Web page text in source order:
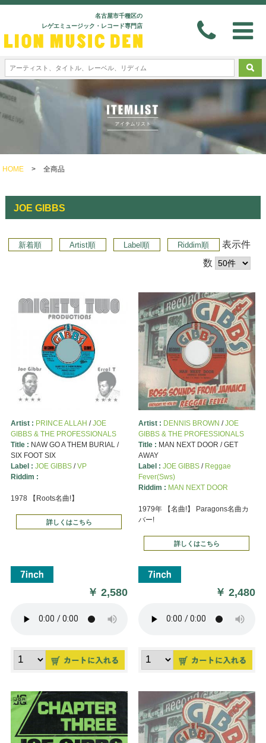
名古屋市千種区の
レゲエミュージック・レコード専門店
HOME > 全商品
JOE GIBBS
新着順 Artist順 Label順 Riddim順
表示件
数
Artist : PRINCE ALLAH /JOE
GIBBS & THE PROFESSIONALS
Title : NAW GO A THEM BURIAL /
SIX FOOT SIX
Label : JOE GIBBS/VP
Riddim :
1978 【Roots名曲!】
詳しくはこちら
￥2,580
Artist : DENNIS BROWN /JOE
GIBBS & THE PROFESSIONALS
Title : MAN NEXT DOOR / GET
AWAY
Label : JOE GIBBS/ Reggae
Fever(Sws)
Riddim : MAN NEXT DOOR
1979年 【名曲!】 Paragons名曲カ
バー!
詳しくはこちら
￥2,480